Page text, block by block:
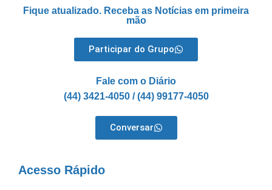
Fique atualizado. Receba as Notícias em primeira
mão
Participar do Grupo
Fale com o Diário
(44) 3421-4050 / (44) 99177-4050
Conversar
Acesso Rápido